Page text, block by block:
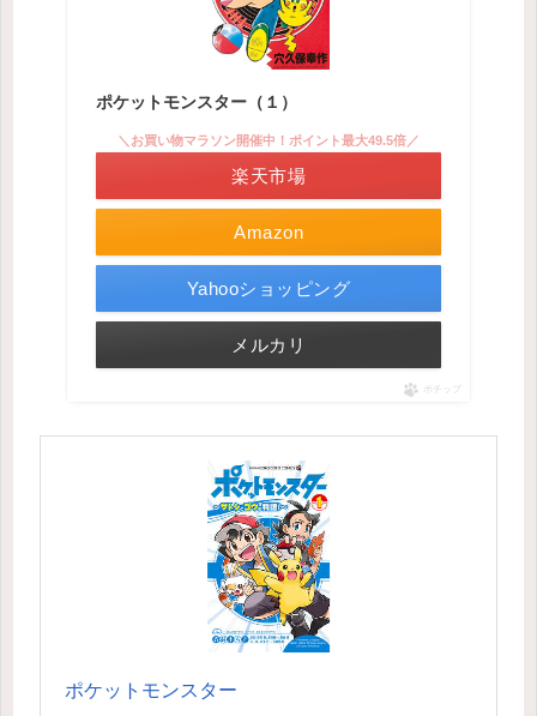
ポケットモンスター（１）
Amazon
＼お買い物マラソン開催中！ポイント最大49.5倍／
楽天市場
Yahooショッピング
メルカリ
ポチップ
ポケットモンスター